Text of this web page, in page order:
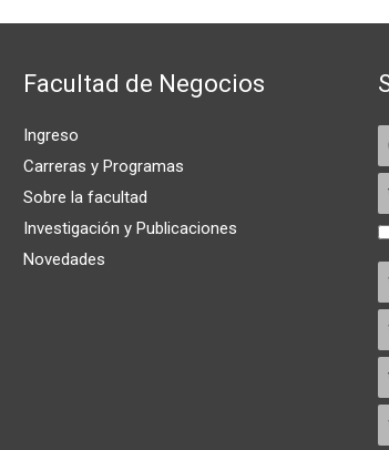
Facultad de Negocios
Ingreso
Carreras y Programas
Sobre la facultad
Investigación y Publicaciones
Novedades